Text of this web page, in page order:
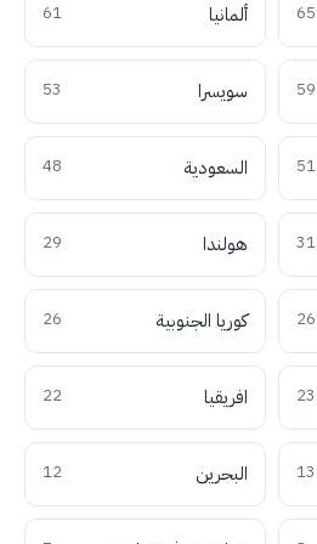
65 ألمانيا 61
59 سويسرا 53
51 السعودية 48
31 هولندا 29
26 كوريا الجنوبية 26
23 افريقيا 22
13 البحرين 12